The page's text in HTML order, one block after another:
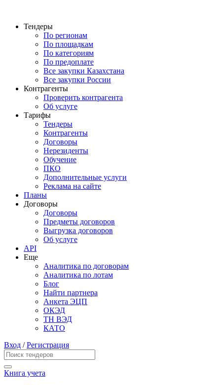
Тендеры
По регионам
По площадкам
По категориям
По предоплате
Все закупки Казахстана
Все закупки России
Контрагенты
Проверить контрагента
Об услуге
Тарифы
Тендеры
Контрагенты
Договоры
Нерезиденты
Обучение
ПКО
Дополнительные услуги
Реклама на сайте
Планы
Договоры
Договоры
Предметы договоров
Выгрузка договоров
Об услуге
API
Еще
Аналитика по договорам
Аналитика по лотам
Блог
Найти партнера
Анкета ЭЦП
ОКЭД
ТН ВЭД
КАТО
Вход /Регистрация
Книга учета